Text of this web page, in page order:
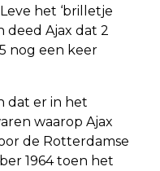
het ‘brilletje
deed Ajax dat 2
nog een keer
dat er in het
waarop Ajax
de Rotterdamse
1964 toen het